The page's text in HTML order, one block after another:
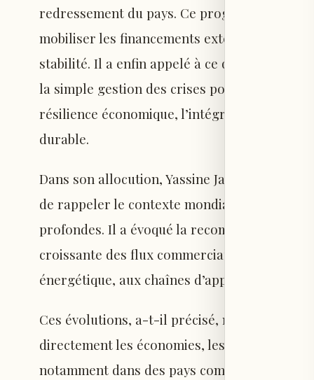
redressement du pays. Ce programme
mobiliser les financements extérieurs et
stabilité. Il a enfin appelé à ce que la
la simple gestion des crises pour s’appuyer
résilience économique, l’intégration
durable.
Dans son allocution, Yassine Jaber a
de rappeler le contexte mondial marqué par
profondes. Il a évoqué la recomposition des
croissante des flux commerciaux et
énergétique, aux chaînes
Ces évolutions, a-t-il précisé, ne sont pas de
directement les économies, les systèmes
notamment dans des pays comme le Liban,